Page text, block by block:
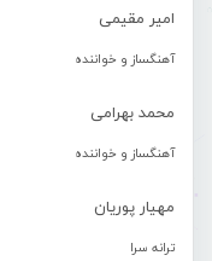
امیر مقیمی
آهنگساز و خواننده
محمد بهرامی
آهنگساز و خواننده
مهیار پوریان
ترانه سرا